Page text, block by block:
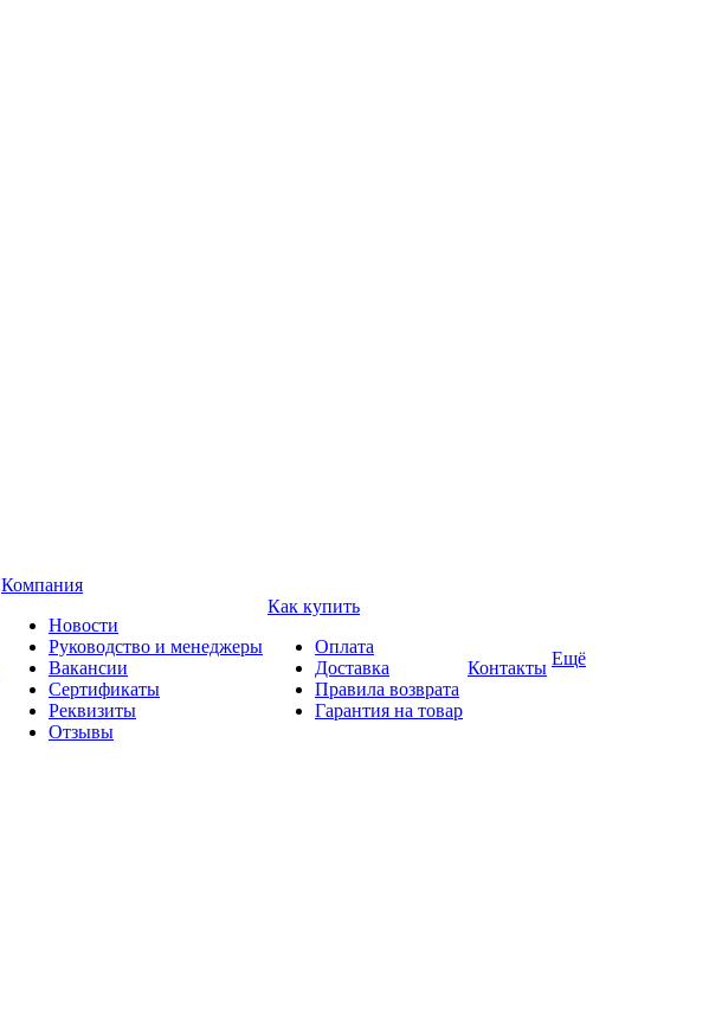
Компания
Новости
Руководство и менеджеры
Вакансии
Сертификаты
Реквизиты
Отзывы
Как купить
Оплата
Доставка
Правила возврата
Гарантия на товар
Контакты Ещё